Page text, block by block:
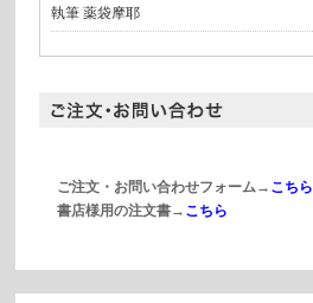
執筆薬袋摩耶
ご注文・お問い合わせフォーム→ こちら
書店様用の注文書→ こちら